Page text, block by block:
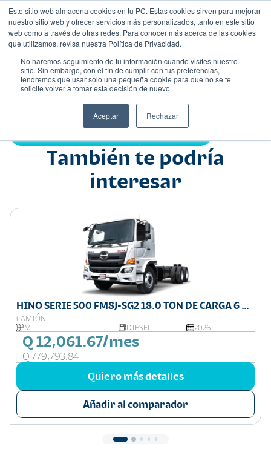
Este sitio web almacena cookies en tu PC. Estas cookies sirven para mejorar
nuestro sitio web y ofrecer servicios más personalizados, tanto en este sitio
web como a través de otras redes. Para conocer más acerca de las cookies
que utilizamos, revisa nuestra Política de Privacidad.
No haremos seguimiento de tu información cuando visites nuestro
sitio. Sin embargo, con el fin de cumplir con tus preferencias,
tendremos que usar solo una pequeña cookie para que no se te
solicite volver a tomar esta decisión de nuevo.
Aceptar Rechazar
Nombre
También te podría
interesar
HINO SERIE 500 FM8J-SG2 18.0 TON DE CARGA 6 X
4
CAMIÓN
MT
DIESEL 2026
Q 12,061.67/mes
Q 779,793.84
Quiero más detalles
Añadir al comparador